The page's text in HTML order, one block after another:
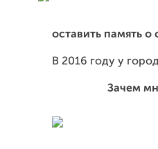
оставить память о
В 2016 году у
Зачем